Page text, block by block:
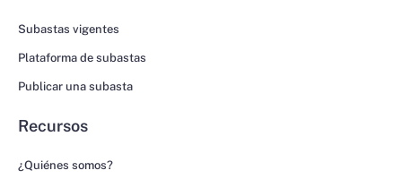
Subastas vigentes
Plataforma de subastas
Publicar una subasta
Recursos
¿Quiénes somos?